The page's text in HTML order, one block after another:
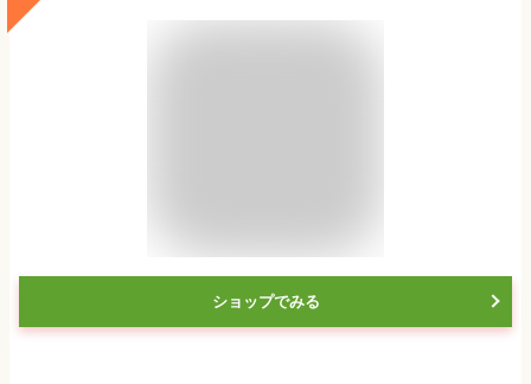
ショップでみる